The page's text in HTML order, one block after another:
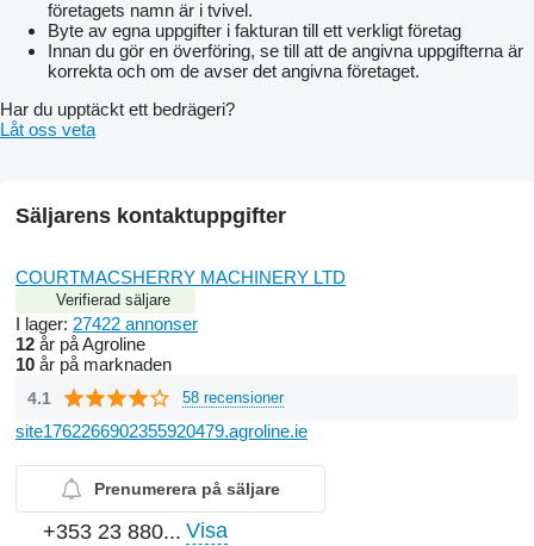
företagets namn är i tvivel.
Byte av egna uppgifter i fakturan till ett verkligt företag
Innan du gör en överföring, se till att de angivna uppgifterna är
korrekta och om de avser det angivna företaget.
Har du upptäckt ett bedrägeri?
Låt oss veta
Säljarens kontaktuppgifter
COURTMACSHERRY MACHINERY LTD
Verifierad säljare
I lager: 27422 annonser
12 år på Agroline
10 år på marknaden
4.1 58 recensioner
site1762266902355920479.agroline.ie
Prenumerera på säljare
+353 23 880... Visa